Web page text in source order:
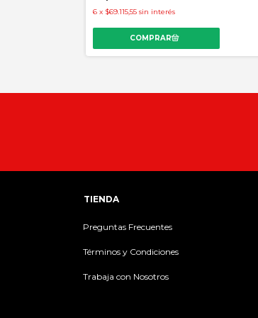
6 x $69.115,55 sin interés
TIENDA
Preguntas Frecuentes
Términos y Condiciones
Trabaja con Nosotros